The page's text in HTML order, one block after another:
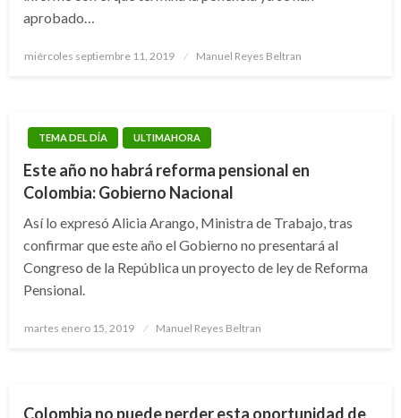
aprobado…
Publicado
miércoles septiembre 11, 2019 Manuel Reyes Beltran
TEMA DEL DÍA ULTIMAHORA
Este año no habrá reforma pensional en
Colombia: Gobierno Nacional
Así lo expresó Alicia Arango, Ministra de Trabajo, tras
confirmar que este año el Gobierno no presentará al
Congreso de la República un proyecto de ley de Reforma
Pensional.
Publicado
martes enero 15, 2019 Manuel Reyes Beltran
Colombia no puede perder esta oportunidad de